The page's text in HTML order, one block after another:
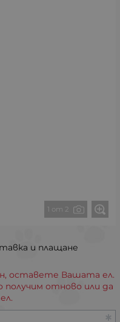
1 от 2
и плащане
оставете Вашата ел.
отново или да